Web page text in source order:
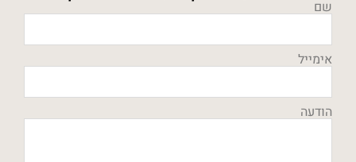
שם
אימייל
הודעה